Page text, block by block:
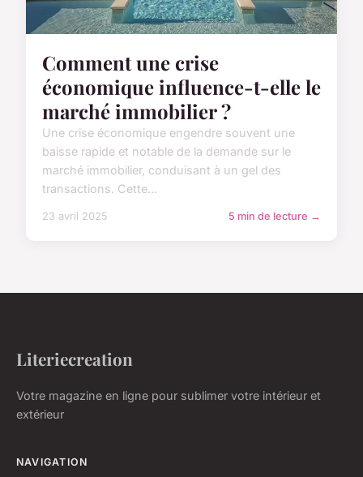
Comment une crise
économique influence-t-elle le
marché immobilier ?
Une crise économique engendre souvent une
baisse rapide et notable de la demande sur le
marché immobilier, conduisant à un gel des
transactions. Cette...
23 avril 2025 5 min de lecture →
Literiecreation
Votre magazine en ligne pour sublimer votre intérieur et
extérieur
NAVIGATION